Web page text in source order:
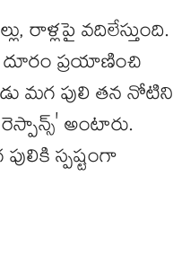
రాళ్లపై వదిలేస్తుంది.
దూరం ప్రయాణించి
మగ పులి తన నోటిని
అంటారు.
స్పష్టంగా